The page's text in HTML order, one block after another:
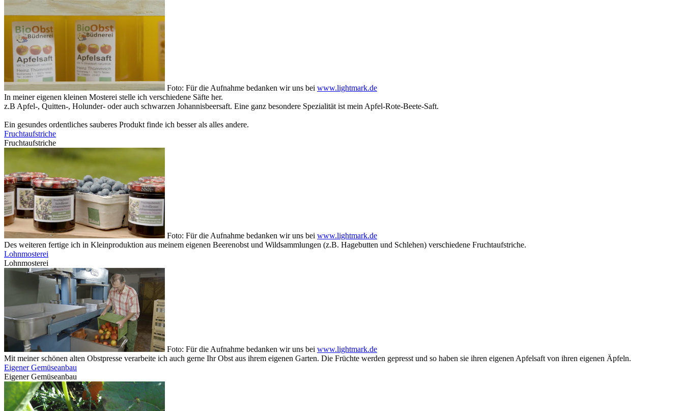
Foto: Für die Aufnahme bedanken wir uns bei www.lightmark.de
In meiner eigenen kleinen Mosterei stelle ich verschiedene Säfte her.
z.B Apfel-, Quitten-, Holunder- oder auch schwarzen Johannisbeersaft. Eine ganz besondere Spezialität ist mein Apfel-Rote-Beete-Saft.
Ein gesundes ordentliches sauberes Produkt finde ich besser als alles andere.
Fruchtaufstriche
Fruchtaufstriche
Foto: Für die Aufnahme bedanken wir uns bei www.lightmark.de
Des weiteren fertige ich in Kleinproduktion aus meinem eigenen Beerenobst und Wildsammlungen (z.B. Hagebutten und Schlehen) verschiedene Fruchtaufstriche.
Lohnmosterei
Lohnmosterei
Foto: Für die Aufnahme bedanken wir uns bei www.lightmark.de
Mit meiner schönen alten Obstpresse verarbeite ich auch gerne Ihr Obst aus ihrem eigenen Garten. Die Früchte werden gepresst und so haben sie ihren eigenen Apfelsaft von ihren eigenen Äpfeln.
Eigener Gemüseanbau
Eigener Gemüseanbau